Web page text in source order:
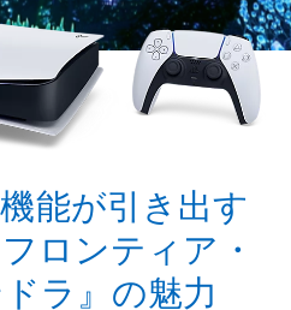
能が引き出す
ロンティア・
ラ』の魅力